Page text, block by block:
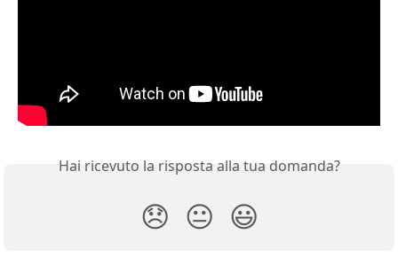
Hai ricevuto la risposta alla tua domanda?
😞 😐 😃